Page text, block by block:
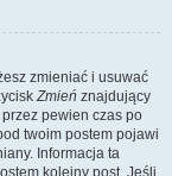
zmieniać i usuwać
Zmień znajdujący
pewien czas po
twoim postem pojawi
Informacja ta
kolejny post. Jeśli